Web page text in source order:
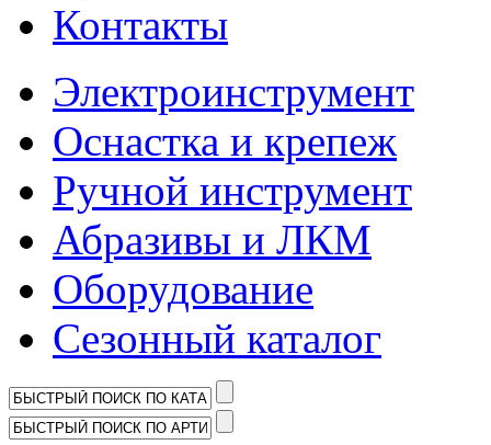
Контакты
Электроинструмент
Оснастка и крепеж
Ручной инструмент
Абразивы и ЛКМ
Оборудование
Сезонный каталог